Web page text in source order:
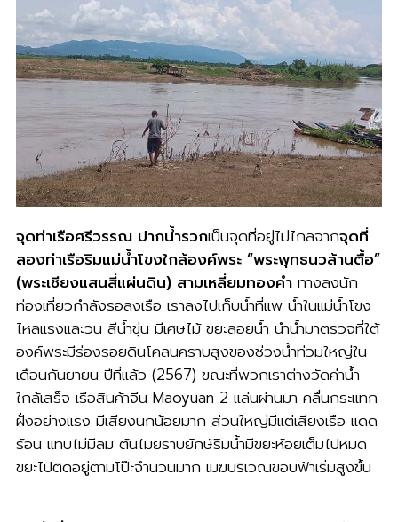
จุดท่าเรือศรีวรรณ ปากน้ำรวกเป็นจุดที่อยู่ไม่ไกลจากจุดที่
สองท่าเรือริมแม่น้ำโขงใกล้องค์พระ “พระพุทธนวล้านตื้อ”
(พระเชียงแสนสี่แผ่นดิน) สามเหลี่ยมทองคำทางลงนัก
ท่องเที่ยวกำลังรอลงเรือ เราลงไปเก็บน้ำที่แพ น้ำในแม่น้ำโขง
ไหลแรงและวน สีน้ำขุ่น มีเศษไม้ ขยะลอยน้ำ นำน้ำมาตรวจที่ใต้
องค์พระมีร่องรอยดินโคลนคราบสูงของช่วงน้ำท่วมใหญ่ใน
เดือนกันยายน ปีที่แล้ว (2567) ขณะที่พวกเราต่างวัดค่าน้ำ
ใกล้เสร็จ เรือสินค้าจีน Maoyuan 2 แล่นผ่านมา คลื่นกระแทก
ฝั่งอย่างแรง มีเสียงนกน้อยมาก ส่วนใหญ่มีแต่เสียงเรือ แดด
ร้อน แทบไม่มีลม ต้นไมยราบยักษ์ริมน้ำมีขยะห้อยเต็มไปหมด
ขยะไปติดอยู่ตามโป๊ะจำนวนมาก เมฆบริเวณขอบฟ้าเริ่มสูงขึ้น